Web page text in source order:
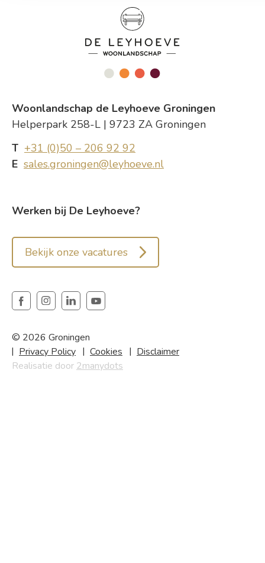
Woonlandschap de Leyhoeve Groningen
Helperpark 258-L | 9723 ZA Groningen
T +31 (0)50 – 206 92 92
E sales.groningen@leyhoeve.nl
Werken bij De Leyhoeve?
Bekijk onze vacatures
© 2026 Groningen
Privacy Policy
Cookies
Disclaimer
Realisatie door 2manydots